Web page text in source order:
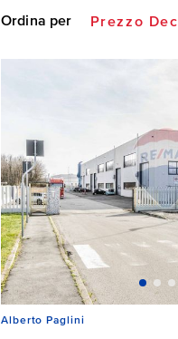
Ordina per Prezzo
Alberto Paglini